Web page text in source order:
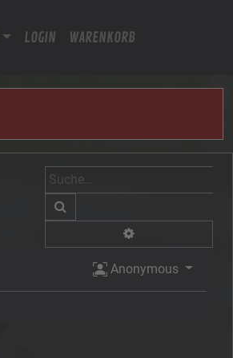
LOGIN WARENKORB
Anonymous